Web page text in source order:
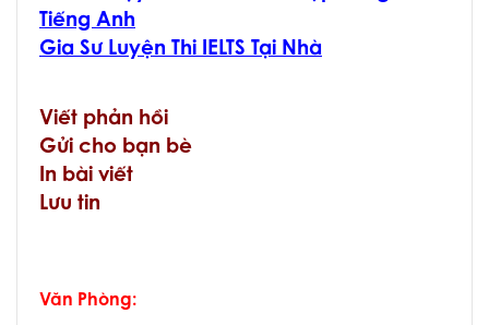
Tiếng Anh
Gia Sư Luyện Thi IELTS Tại Nhà
Viết phản hồi
Gửi cho bạn bè
In bài viết
Lưu tin
Văn Phòng: